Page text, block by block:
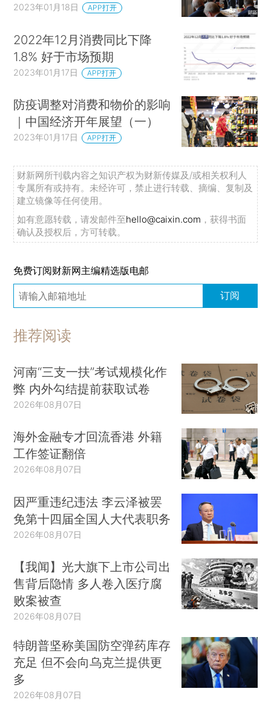
2023年01月18日 APP打开
2022年12月消费同比下降
1.8% 好于市场预期
2023年01月17日 APP打开
防疫调整对消费和物价的影响
｜中国经济开年展望（一）
2023年01月17日 APP打开
财新网所刊载内容之知识产权为财新传媒及/或相关权利人
专属所有或持有。未经许可，禁止进行转载、摘编、复制及
建立镜像等任何使用。
如有意愿转载，请发邮件至hello@caixin.com ，获得书面
确认及授权后，方可转载。
免费订阅财新网主编精选版电邮
订阅
推荐阅读
河南“三支一扶”考试规模化作
弊 内外勾结提前获取试卷
2026年08月07日
海外金融专才回流香港 外籍
工作签证翻倍
2026年08月07日
因严重违纪违法 李云泽被罢
免第十四届全国人大代表职务
2026年08月07日
【我闻】光大旗下上市公司出
售背后隐情 多人卷入医疗腐
败案被查
2026年08月07日
特朗普坚称美国防空弹药库存
充足 但不会向乌克兰提供更
多
2026年08月07日